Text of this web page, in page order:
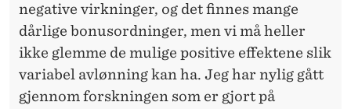
negative virkninger, og det finnes mange
dårlige bonusordninger, men vi må heller
ikke glemme de mulige positive effektene slik
variabel avlønning kan ha. Jeg har nylig gått
gjennom forskningen som er gjort på